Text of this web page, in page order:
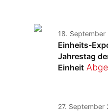
18. September
Einheits-
Jahrestag
Einheit
27. September